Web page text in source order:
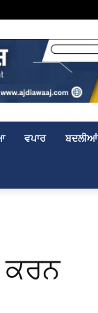
ਵਪਾਰ ਬਦਲੀਆਂ
ਕਰਨ